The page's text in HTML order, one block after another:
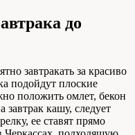
до
завтракать за красиво
подойдут плоские
положить омлет, бекон
кашу, следует
ее ставят прямо